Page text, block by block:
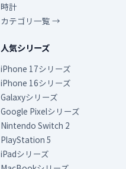
時計
カテゴリ一覧 →
人気シリーズ
iPhone 17シリーズ
iPhone 16シリーズ
Galaxyシリーズ
Google Pixelシリーズ
Nintendo Switch 2
PlayStation 5
iPadシリーズ